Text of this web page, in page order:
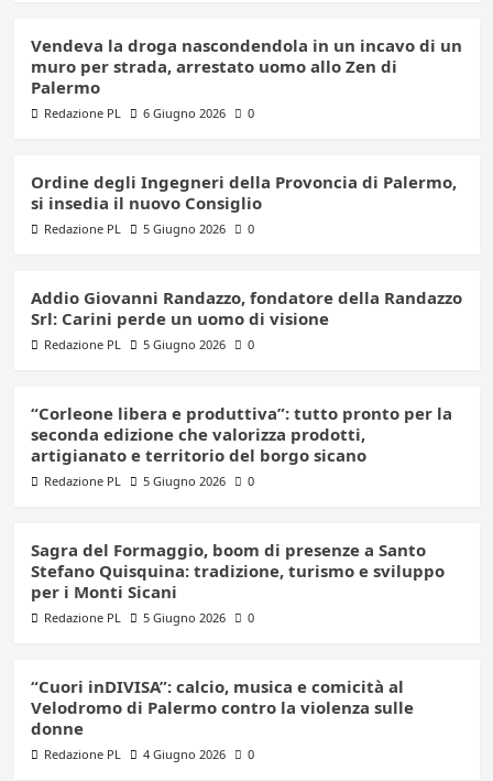
Vendeva la droga nascondendola in un incavo di un
muro per strada, arrestato uomo allo Zen di
Palermo
Redazione PL 6 Giugno 2026 0
Ordine degli Ingegneri della Provoncia di Palermo,
si insedia il nuovo Consiglio
Redazione PL 5 Giugno 2026 0
Addio Giovanni Randazzo, fondatore della Randazzo
Srl: Carini perde un uomo di visione
Redazione PL 5 Giugno 2026 0
“Corleone libera e produttiva”: tutto pronto per la
seconda edizione che valorizza prodotti,
artigianato e territorio del borgo sicano
Redazione PL 5 Giugno 2026 0
Sagra del Formaggio, boom di presenze a Santo
Stefano Quisquina: tradizione, turismo e sviluppo
per i Monti Sicani
Redazione PL 5 Giugno 2026 0
“Cuori inDIVISA”: calcio, musica e comicità al
Velodromo di Palermo contro la violenza sulle
donne
Redazione PL 4 Giugno 2026 0